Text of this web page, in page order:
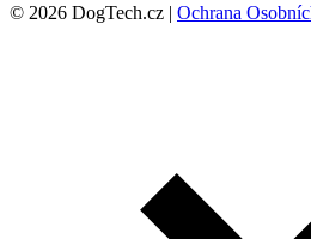
© 2026 DogTech.cz | Ochrana